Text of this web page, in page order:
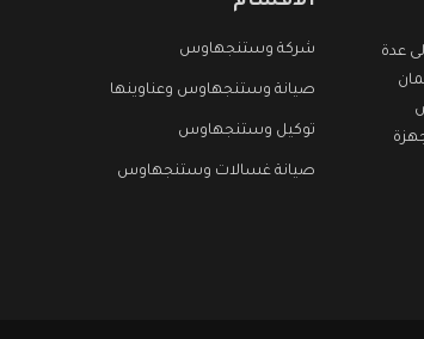
عدة
شركة وستنجهاوس
صيانة وستنجهاوس وعناوينها
توكيل وستنجهاوس
صيانة غسالات وستنجهاوس